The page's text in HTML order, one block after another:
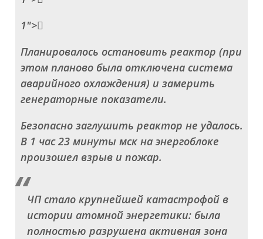
1">
Планировалось остановить реактор (при
этом планово была отключена система
аварийного охлаждения) и замерить
генераторные показатели.
Безопасно заглушить реактор не удалось.
В 1 час 23 минуты мск на энергоблоке
произошел взрыв и пожар.
ЧП стало крупнейшей катастрофой в
истории атомной энергетики: была
полностью разрушена активная зона